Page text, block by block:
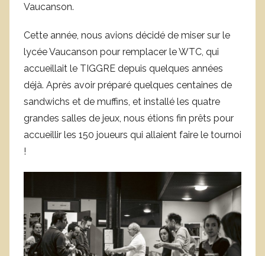
e
n
A
i
m
Vaucanson.
Cette année, nous avions décidé de miser sur le
lycée Vaucanson pour remplacer le WTC, qui
accueillait le TIGGRE depuis quelques années
déjà. Après avoir préparé quelques centaines de
sandwichs et de muffins, et installé les quatre
grandes salles de jeux, nous étions fin prêts pour
accueillir les 150 joueurs qui allaient faire le tournoi
!